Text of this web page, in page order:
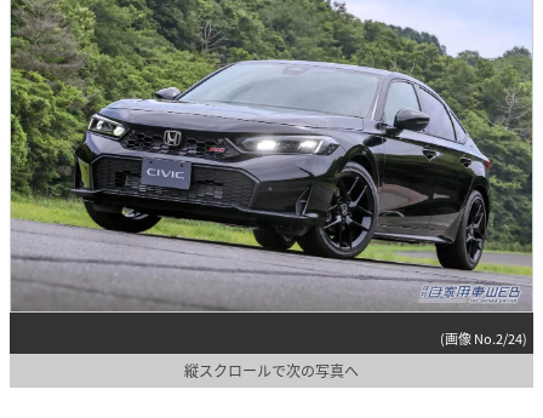
(画像 No.2/24)
縦スクロールで次の写真へ